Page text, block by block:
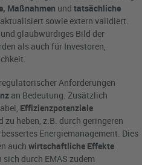
Maßnahmen undtatsächliche
sowie extern validiert.
glaubwürdiges Bild der
als auch für Investoren,
Anforderungen
an Bedeutung. Zusätzlich
Effizienzpotenziale
heben, z.B. durch geringeren
Energiemanagement. Dies
auchwirtschaftliche Effekte
durch EMAS zudem